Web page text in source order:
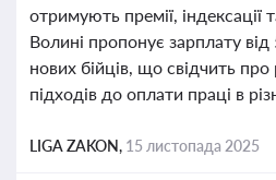
отримують премії, індексації
Волині пропонує зарплату
нових бійців, що свідчить про
підходів до оплати праці в
LIGA ZAKON, 15 листопада 2025